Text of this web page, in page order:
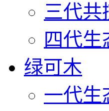
三代共
四代生
绿可木
一代生